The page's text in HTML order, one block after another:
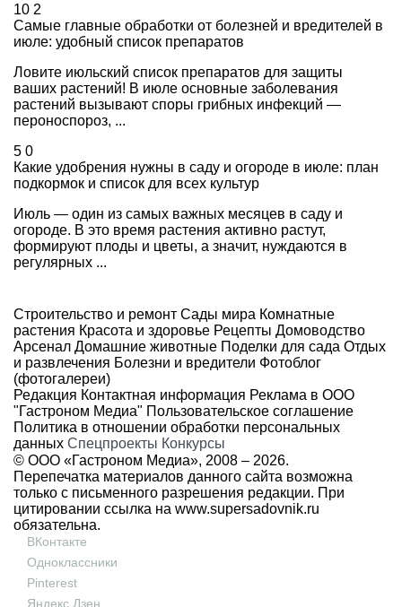
10 2
Самые главные обработки от болезней и вредителей в
июле: удобный список препаратов
Ловите июльский список препаратов для защиты
ваших растений! В июле основные заболевания
растений вызывают споры грибных инфекций —
пероноспороз, ...
5 0
Какие удобрения нужны в саду и огороде в июле: план
подкормок и список для всех культур
Июль — один из самых важных месяцев в саду и
огороде. В это время растения активно растут,
формируют плоды и цветы, а значит, нуждаются в
регулярных ...
Строительство и ремонт Сады мира Комнатные
растения Красота и здоровье Рецепты Домоводство
Арсенал Домашние животные Поделки для сада Отдых
и развлечения Болезни и вредители Фотоблог
(фотогалереи)
Редакция Контактная информация Реклама в ООО
"Гастроном Медиа" Пользовательское соглашение
Политика в отношении обработки персональных
данных Спецпроекты Конкурсы
© ООО «Гастроном Медиа», 2008 – 2026.
Перепечатка материалов данного сайта возможна
только с письменного разрешения редакции. При
цитировании ссылка на www.supersadovnik.ru
обязательна.
ВКонтакте
Одноклассники
Pinterest
Яндекс Дзен